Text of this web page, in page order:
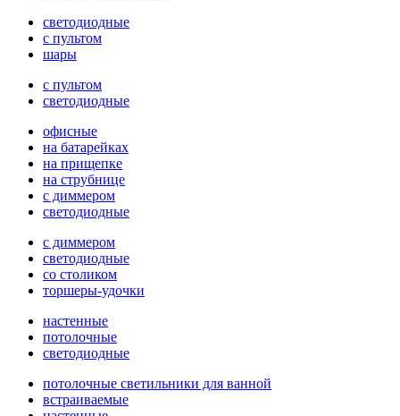
светодиодные
с пультом
шары
с пультом
светодиодные
офисные
на батарейках
на прищепке
на струбнице
с диммером
светодиодные
с диммером
светодиодные
со столиком
торшеры-удочки
настенные
потолочные
светодиодные
потолочные светильники для ванной
встраиваемые